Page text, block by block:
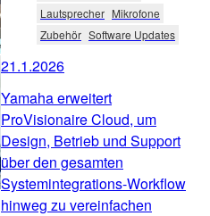
Lautsprecher Mikrofone
Zubehör Software Updates
21.1.2026
Yamaha erweitert
ProVisionaire Cloud, um
Design, Betrieb und Support
über den gesamten
Systemintegrations-Workflow
hinweg zu vereinfachen